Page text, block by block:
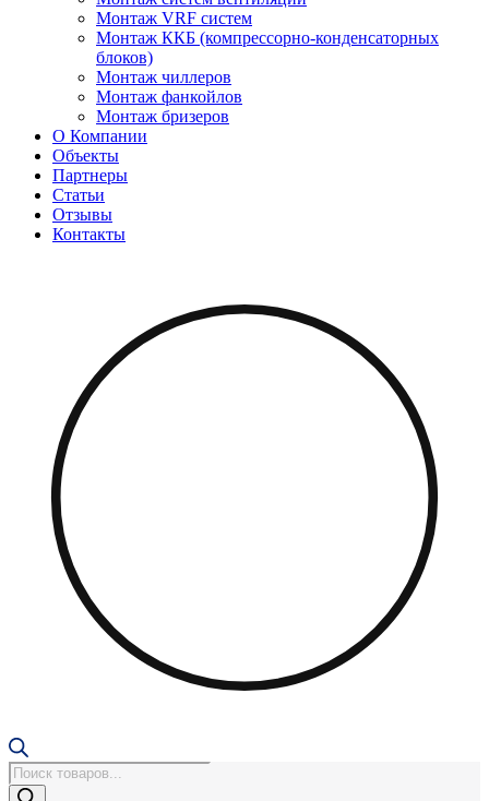
Монтаж VRF систем
Монтаж ККБ (компрессорно-конденсаторных
блоков)
Монтаж чиллеров
Монтаж фанкойлов
Монтаж бризеров
О Компании
Объекты
Партнеры
Статьи
Отзывы
Контакты
Поиск
товаров